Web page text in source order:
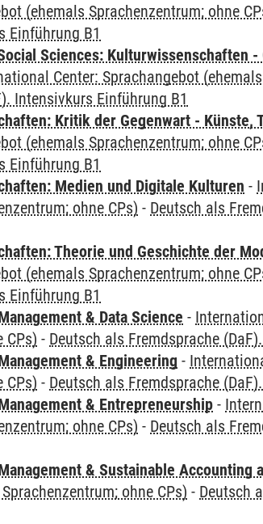
(ehemals Sprachenzentrum; ohne
Einführung B1
Sciences: Kulturwissenschaften
Center: Sprachangebot
Intensivkurs Einführung B1
Kritik der Gegenwart - Künste,
(ehemals Sprachenzentrum; ohne
Einführung B1
Medien und Digitale Kulturen -
ohne CPs) - Deutsch als
Theorie und Geschichte der
(ehemals Sprachenzentrum; ohne
Einführung B1
& Data Science -
CPs) - Deutsch als Fremdsprache
& Engineering -
CPs) - Deutsch als Fremdsprache
& Entrepreneurship -
ohne CPs) - Deutsch als
& Sustainable Accounting
ohne CPs) - Deutsch